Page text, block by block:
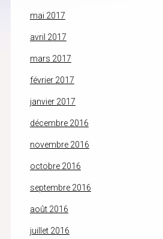
mai 2017
avril 2017
mars 2017
février 2017
janvier 2017
décembre 2016
novembre 2016
octobre 2016
septembre 2016
août 2016
juillet 2016